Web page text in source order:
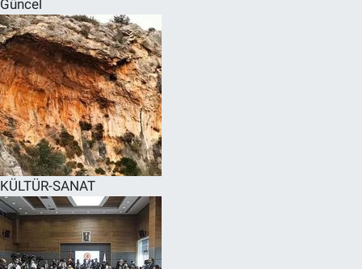
Güncel
KÜLTÜR-SANAT
SPOR
RESMİ İLANLAR